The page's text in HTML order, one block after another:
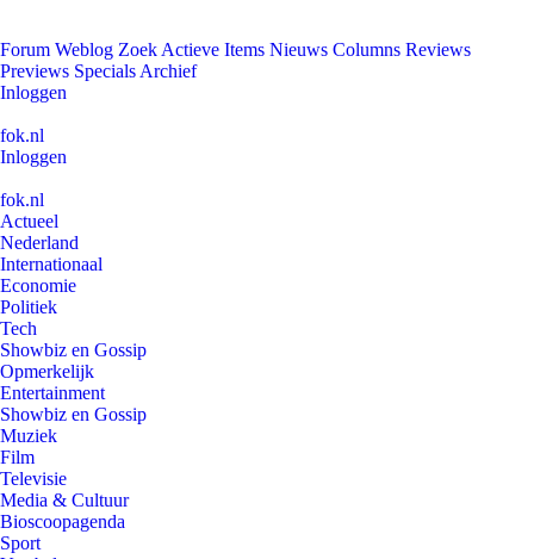
Forum Weblog Zoek Actieve Items Nieuws Columns Reviews
Previews Specials Archief
Inloggen
fok.nl
Inloggen
fok.nl
Actueel
Nederland
Internationaal
Economie
Politiek
Tech
Showbiz en Gossip
Opmerkelijk
Entertainment
Showbiz en Gossip
Muziek
Film
Televisie
Media & Cultuur
Bioscoopagenda
Sport